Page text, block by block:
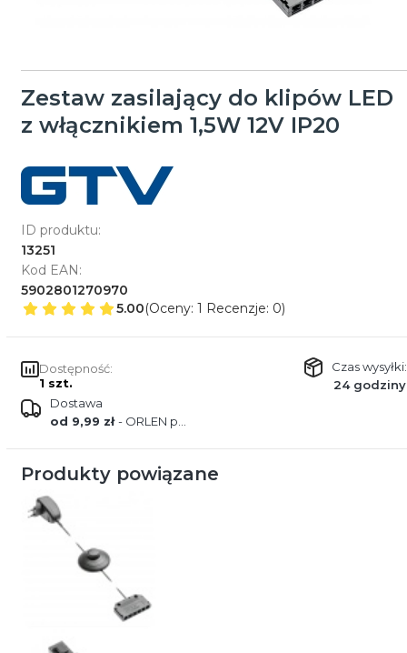
Zestaw zasilający do klipów LED
z włącznikiem 1,5W 12V IP20
ID produktu:
13251
Kod EAN:
5902801270970
5.00(Oceny: 1 Recenzje: 0)
Dostępność:
1 szt.
Czas wysyłki:
24 godziny
Dostawa
od 9,99 zł- ORLEN paczka
Produkty powiązane